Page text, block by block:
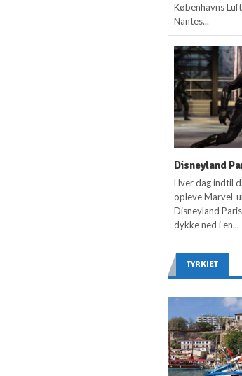
Københavns
Nantes...
Disneyland
Hver dag indtil
opleve Marvel-
Disneyland
dykke ned i en...
TYRKIET